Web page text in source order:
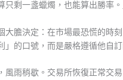
只剩一盞蠟燭，也能算出勝率。
大膽決定：在市場最恐慌的時
」的口號，而是嚴格遵循他
風雨稍歇。交易所恢復正常交